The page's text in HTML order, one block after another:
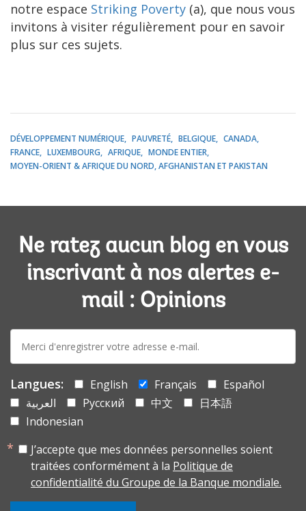
notre espace Striking Poverty (a), que nous vous
invitons à visiter régulièrement pour en savoir
plus sur ces sujets.
DÉVELOPPEMENT NUMÉRIQUE PAUVRETÉ BELGIQUE
CANADA
FRANCE
LUXEMBOURG AFRIQUE
MONDE ENTIER
MOYEN-ORIENT & AFRIQUE DU NORD, AFGHANISTAN ET PAKISTAN
Ne ratez aucun blog en vous
inscrivant à nos alertes e-
mail : Opinions
mail:
Langues: English Français
Español
العربية
Русский 中文
日本語
Indonesian
J’accepte que mes données personnelles soient
traitées conformément à la Politique de
confidentialité du Groupe de la Banque mondiale.